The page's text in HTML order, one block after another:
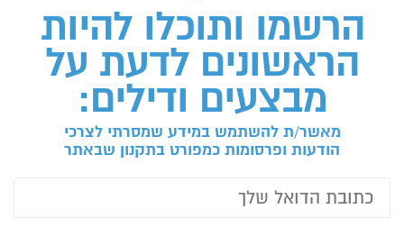
הרשמו ותוכלו להיות
הראשונים לדעת על
מבצעים ודילים:
מאשר/ת להשתמש במידע שמסרתי לצרכי
הודעות ופרסומות כמפורט בתקנון שבאתר